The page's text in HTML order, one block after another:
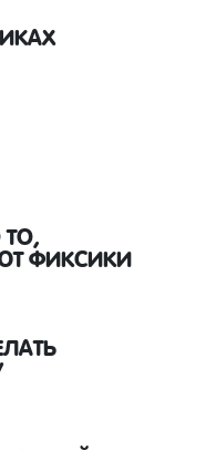
ФИКСИКИ